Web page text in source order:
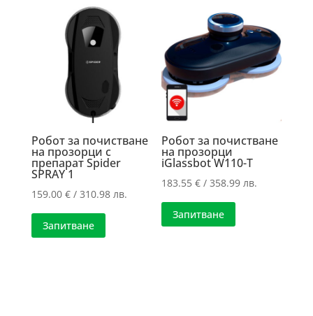
Робот за почистване
на прозорци с
препарат Spider
SPRAY 1
159.00 €/ 310.98 лв.
Запитване
Робот за почистване
на прозорци
iGlassbot W110-T
183.55€ / 358.99 лв.
Запитване